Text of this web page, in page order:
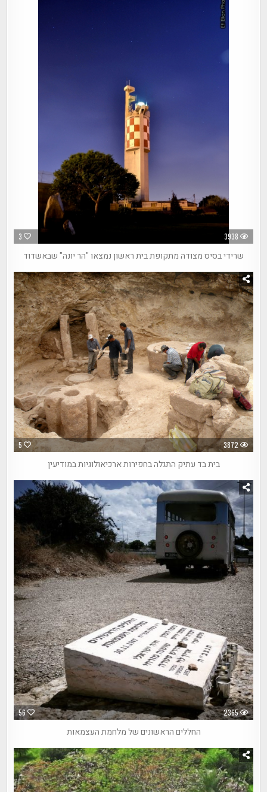
3 3938
שרידי בסיס מצודה מתקופת בית ראשון נמצאו "הר יונה" שבאשדוד
5 3872
בית בד עתיק התגלה בחפירות ארכיאולוגיות במודיעין
56 2365
החללים הראשונים של מלחמת העצמאות